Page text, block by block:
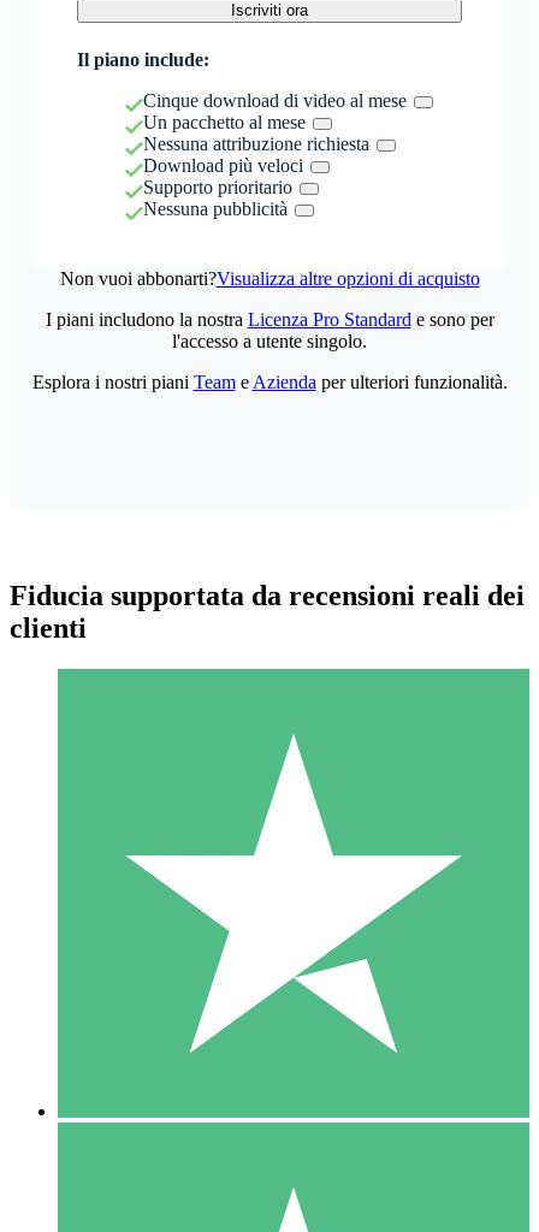
Iscriviti ora
Il piano include:
Cinque download di video al mese
Un pacchetto al mese
Nessuna attribuzione richiesta
Download più veloci
Supporto prioritario
Nessuna pubblicità
Non vuoi abbonarti?Visualizza altre opzioni di acquisto
Pacchetti di Crediti Individuali
Paga a consumo con crediti di download. Nessun impegno
1 Download
10
US$1500
10 Download
I piani includono la nostra Licenza Pro Standard e sono per
l'accesso a utente singolo.
Esplora i nostri piani Teame Azienda per ulteriori funzionalità.
Fiducia supportata da recensioni reali dei
clienti